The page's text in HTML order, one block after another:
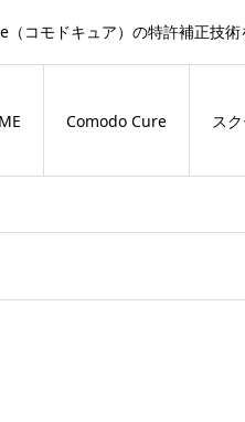
コモドキュア）の特許補正技
Comodo Cure ス